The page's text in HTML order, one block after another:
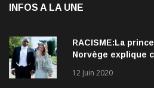
INFOS A LA UNE
RACISME:La
Norvège explique
Verrett lui a ouvert
12 Juin 2020